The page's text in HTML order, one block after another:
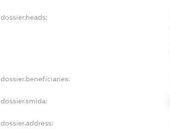
dossier.heads:
dossier.beneficiaries:
dossier.smida:
dossier.address: